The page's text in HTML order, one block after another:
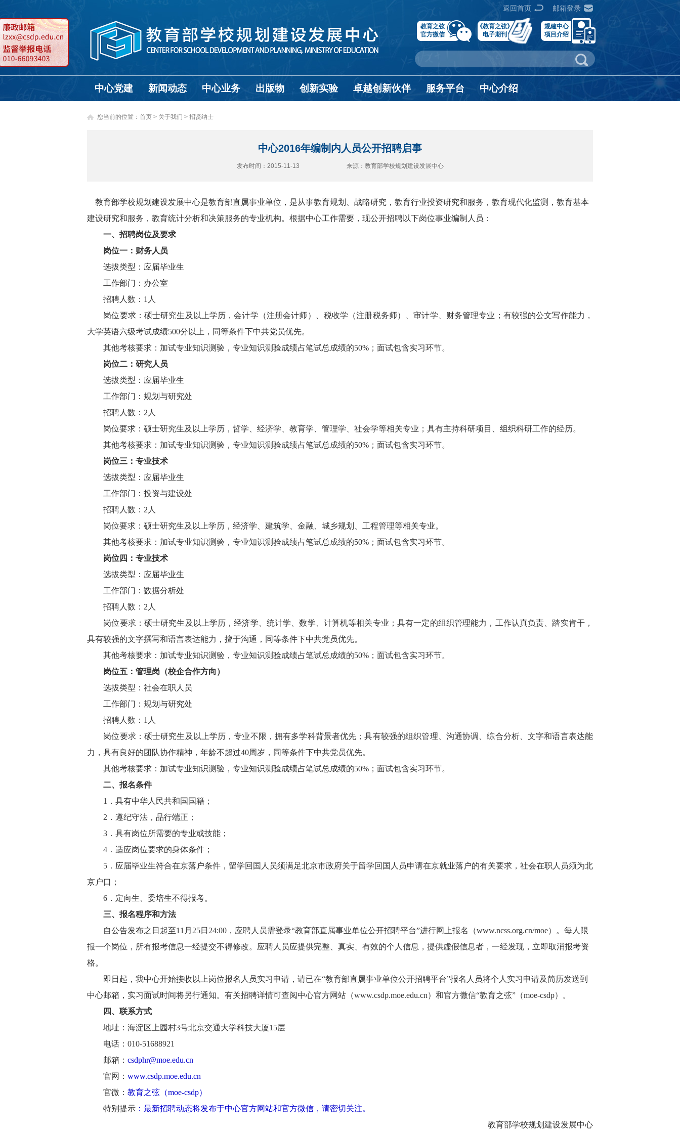
邮箱登录
返回首页
教育之弦
官方微信
规建中心
项目介绍
《教育之弦》
电子期刊
中心党建 新闻动态 中心业务 出版物 创新实验 卓越创新伙伴 服务平台 中心介绍
您当前的位置： 首页 > 关于我们 > 招贤纳士
中心2016年编制内人员公开招聘启事
发布时间：2015-11-13 来源：教育部学校规划建设发展中心
教育部学校规划建设发展中心是教育部直属事业单位，是从事教育规划、战略研究，教育行业投资研究和服务，教育现代化监测，教育基本
建设研究和服务，教育统计分析和决策服务的专业机构。根据中心工作需要，现公开招聘以下岗位事业编制人员：
一、招聘岗位及要求
岗位一：财务人员
选拔类型：应届毕业生
工作部门：办公室
招聘人数：1人
岗位要求：硕士研究生及以上学历，会计学（注册会计师）、税收学（注册税务师）、审计学、财务管理专业；有较强的公文写作能力，
大学英语六级考试成绩500分以上，同等条件下中共党员优先。
其他考核要求：加试专业知识测验，专业知识测验成绩占笔试总成绩的50%；面试包含实习环节。
岗位二：研究人员
选拔类型：应届毕业生
工作部门：规划与研究处
招聘人数：2人
岗位要求：硕士研究生及以上学历，哲学、经济学、教育学、管理学、社会学等相关专业；具有主持科研项目、组织科研工作的经历。
其他考核要求：加试专业知识测验，专业知识测验成绩占笔试总成绩的50%；面试包含实习环节。
岗位三：专业技术
选拔类型：应届毕业生
工作部门：投资与建设处
招聘人数：2人
岗位要求：硕士研究生及以上学历，经济学、建筑学、金融、城乡规划、工程管理等相关专业。
其他考核要求：加试专业知识测验，专业知识测验成绩占笔试总成绩的50%；面试包含实习环节。
岗位四：专业技术
选拔类型：应届毕业生
工作部门：数据分析处
招聘人数：2人
岗位要求：硕士研究生及以上学历，经济学、统计学、数学、计算机等相关专业；具有一定的组织管理能力，工作认真负责、踏实肯干，
具有较强的文字撰写和语言表达能力，擅于沟通，同等条件下中共党员优先。
其他考核要求：加试专业知识测验，专业知识测验成绩占笔试总成绩的50%；面试包含实习环节。
岗位五：管理岗（校企合作方向）
选拔类型：社会在职人员
工作部门：规划与研究处
招聘人数：1人
岗位要求：硕士研究生及以上学历，专业不限，拥有多学科背景者优先；具有较强的组织管理、沟通协调、综合分析、文字和语言表达能
力，具有良好的团队协作精神，年龄不超过40周岁，同等条件下中共党员优先。
其他考核要求：加试专业知识测验，专业知识测验成绩占笔试总成绩的50%；面试包含实习环节。
二、报名条件
1．具有中华人民共和国国籍；
2．遵纪守法，品行端正；
3．具有岗位所需要的专业或技能；
4．适应岗位要求的身体条件；
5．应届毕业生符合在京落户条件，留学回国人员须满足北京市政府关于留学回国人员申请在京就业落户的有关要求，社会在职人员须为北
京户口；
6．定向生、委培生不得报考。
三、报名程序和方法
自公告发布之日起至11月25日24:00，应聘人员需登录“教育部直属事业单位公开招聘平台”进行网上报名（www.ncss.org.cn/moe）。每人限
报一个岗位，所有报考信息一经提交不得修改。应聘人员应提供完整、真实、有效的个人信息，提供虚假信息者，一经发现，立即取消报考资
格。
即日起，我中心开始接收以上岗位报名人员实习申请，请已在“教育部直属事业单位公开招聘平台”报名人员将个人实习申请及简历发送到
中心邮箱，实习面试时间将另行通知。有关招聘详情可查阅中心官方网站（www.csdp.moe.edu.cn）和官方微信“教育之弦”（moe-csdp）。
四、联系方式
地址：海淀区上园村3号北京交通大学科技大厦15层
电话：010-51688921
邮箱： csdphr@moe.edu.cn
官网： www.csdp.moe.edu.cn
官微： 教育之弦（moe-csdp）
特别提示 ：最新招聘动态将发布于中心官方网站和官方微信，请密切关注。
教育部学校规划建设发展中心